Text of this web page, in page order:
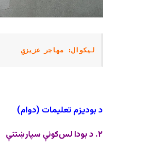
لیکوال: مهاجر عزیزي
د بودیزم تعلیمات (دوام)
۲. د بودا لس‌ګونې سپارښتنې